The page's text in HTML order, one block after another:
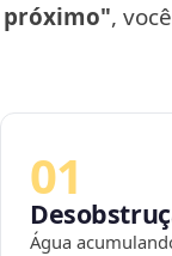
próximo",
01
Água